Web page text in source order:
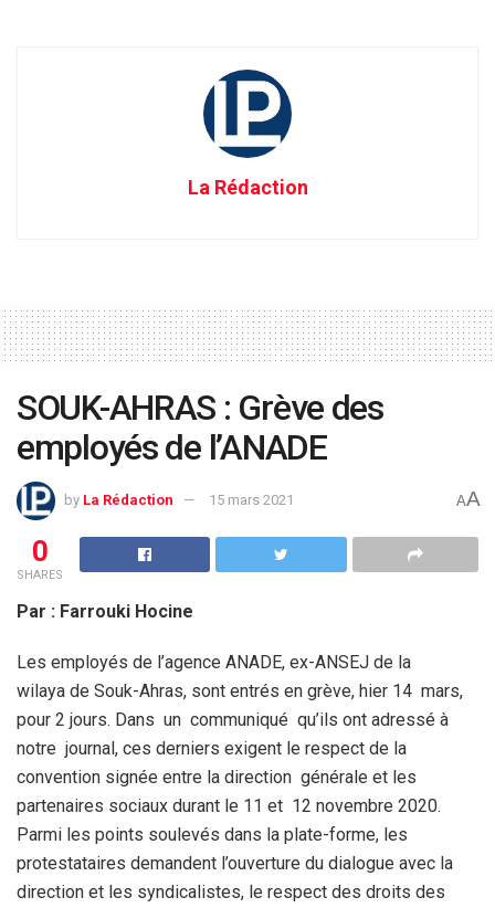
La Rédaction
SOUK-AHRAS : Grève des
employés de l’ANADE
by La Rédaction 15 mars 2021 AA
0
SHARES
Par : Farrouki Hocine
Les employés de l’agence ANADE, ex-ANSEJ de la
wilaya de Souk-Ahras, sont entrés en grève, hier 14 mars,
pour 2 jours. Dans un communiqué qu’ils ont adressé à
notre journal, ces derniers exigent le respect de la
convention signée entre la direction générale et les
partenaires sociaux durant le 11 et 12 novembre 2020.
Parmi les points soulevés dans la plate-forme, les
protestataires demandent l’ouverture du dialogue avec la
direction et les syndicalistes, le respect des droits des